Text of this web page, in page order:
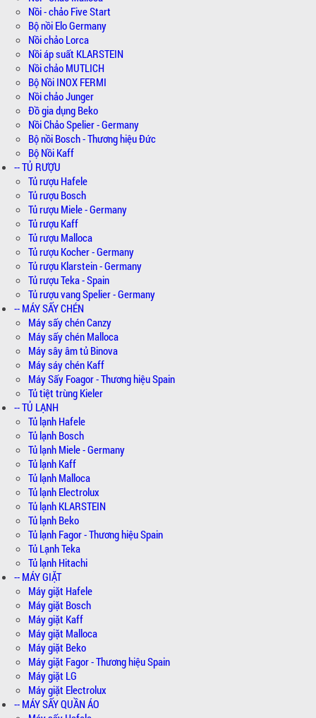
Nồi - chảo Five Start
Bộ nồi Elo Germany
Nồi chảo Lorca
Nồi áp suất KLARSTEIN
Nồi chảo MUTLICH
Bộ Nồi INOX FERMI
Nồi chảo Junger
Đồ gia dụng Beko
Nồi Chảo Spelier - Germany
Bộ nồi Bosch - Thương hiệu Đức
Bộ Nồi Kaff
-- TỦ RƯỢU
Tủ rượu Hafele
Tủ rượu Bosch
Tủ rượu Miele - Germany
Tủ rượu Kaff
Tủ rượu Malloca
Tủ rượu Kocher - Germany
Tủ rượu Klarstein - Germany
Tủ rượu Teka - Spain
Tủ rượu vang Spelier - Germany
-- MÁY SẤY CHÉN
Máy sấy chén Canzy
Máy sấy chén Malloca
Máy sây âm tủ Binova
Máy sáy chén Kaff
Máy Sấy Foagor - Thương hiệu Spain
Tủ tiệt trùng Kieler
-- TỦ LẠNH
Tủ lạnh Hafele
Tủ lạnh Bosch
Tủ lạnh Miele - Germany
Tủ lạnh Kaff
Tủ lạnh Malloca
Tủ lạnh Electrolux
Tủ lạnh KLARSTEIN
Tủ lạnh Beko
Tủ lạnh Fagor - Thương hiệu Spain
Tủ Lạnh Teka
Tủ lạnh Hitachi
-- MÁY GIẶT
Máy giặt Hafele
Máy giặt Bosch
Máy giặt Kaff
Máy giặt Malloca
Máy giặt Beko
Máy giặt Fagor - Thương hiệu Spain
Máy giặt LG
Máy giặt Electrolux
-- MÁY SẤY QUẦN ÁO